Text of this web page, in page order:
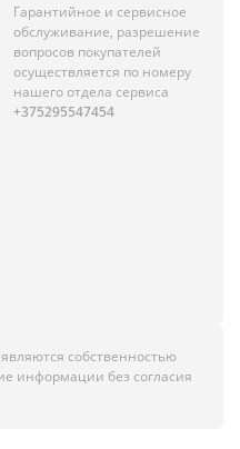
Гарантийное и сервисное
обслуживание, разрешение
вопросов покупателей
осуществляется по номеру
нашего отдела сервиса
+375295547454
собственностью
информации без согласия